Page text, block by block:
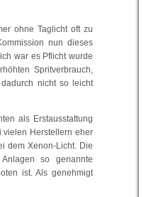
ohne Taglicht oft zu
nun dieses
war es Pflicht wurde
Spritverbrauch,
nicht so leicht
als Erstausstattung
vielen Herstellern eher
dem Xenon-Licht. Die
so genannte
ist. Als genehmigt